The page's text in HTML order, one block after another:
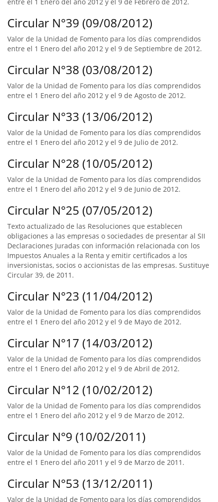
Circular N°39 (09/08/2012)
Valor de la Unidad de Fomento para los días comprendidos
entre el 1 Enero del año 2012 y el 9 de Septiembre de 2012.
Circular N°38 (03/08/2012)
Valor de la Unidad de Fomento para los días comprendidos
entre el 1 Enero del año 2012 y el 9 de Agosto de 2012.
Circular N°33 (13/06/2012)
Valor de la Unidad de Fomento para los días comprendidos
entre el 1 Enero del año 2012 y el 9 de Julio de 2012.
Circular N°28 (10/05/2012)
Valor de la Unidad de Fomento para los días comprendidos
entre el 1 Enero del año 2012 y el 9 de Junio de 2012.
Circular N°25 (07/05/2012)
Texto actualizado de las Resoluciones que establecen
obligaciones a las empresas o sociedades de presentar al SII
Declaraciones Juradas con información relacionada con los
Impuestos Anuales a la Renta y emitir certificados a los
inversionistas, socios o accionistas de las empresas. Sustituye
Circular 39, de 2011.
Circular N°23 (11/04/2012)
Valor de la Unidad de Fomento para los días comprendidos
entre el 1 Enero del año 2012 y el 9 de Mayo de 2012.
Circular N°17 (14/03/2012)
Valor de la Unidad de Fomento para los días comprendidos
entre el 1 Enero del año 2012 y el 9 de Abril de 2012.
Circular N°12 (10/02/2012)
Valor de la Unidad de Fomento para los días comprendidos
entre el 1 Enero del año 2012 y el 9 de Marzo de 2012.
Circular N°9 (10/02/2011)
Valor de la Unidad de Fomento para los días comprendidos
entre el 1 Enero del año 2011 y el 9 de Marzo de 2011.
Circular N°53 (13/12/2011)
Valor de la Unidad de Fomento para los días comprendidos